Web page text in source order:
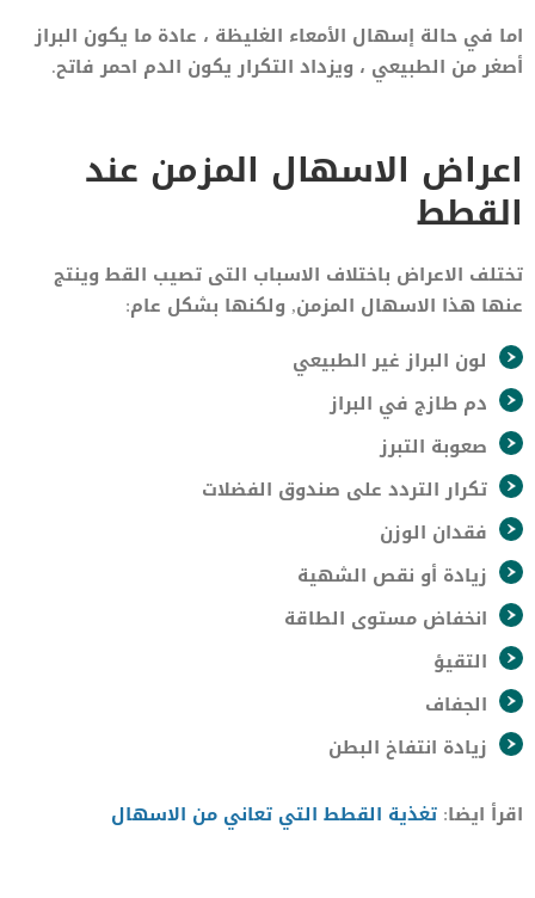
اما في حالة إسهال الأمعاء الغليظة ، عادة ما يكون البراز
أصغر من الطبيعي ، ويزداد التكرار يكون الدم احمر فاتح.
اعراض الاسهال المزمن عند
القطط
تختلف الاعراض باختلاف الاسباب التى تصيب القط وينتج
عنها هذا الاسهال المزمن, ولكنها بشكل عام:
لون البراز غير الطبيعي
دم طازج في البراز
صعوبة التبرز
تكرار التردد على صندوق الفضلات
فقدان الوزن
زيادة أو نقص الشهية
انخفاض مستوى الطاقة
التقيؤ
الجفاف
زيادة انتفاخ البطن
اقرأ ايضا: تغذية القطط التي تعاني من الاسهال